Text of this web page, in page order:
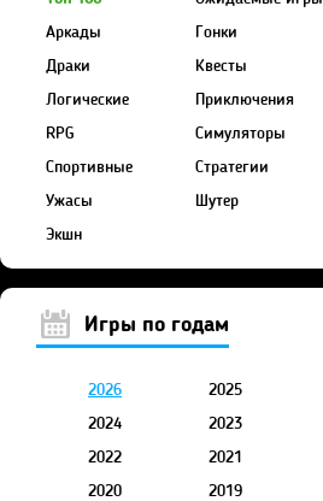
Аркады
Гонки
Драки
Квесты
Логические
Приключения
RPG
Симуляторы
Спортивные
Стратегии
Ужасы
Шутер
Экшн
Игры по годам
2026
2025
2024
2023
2022
2021
2020
2019